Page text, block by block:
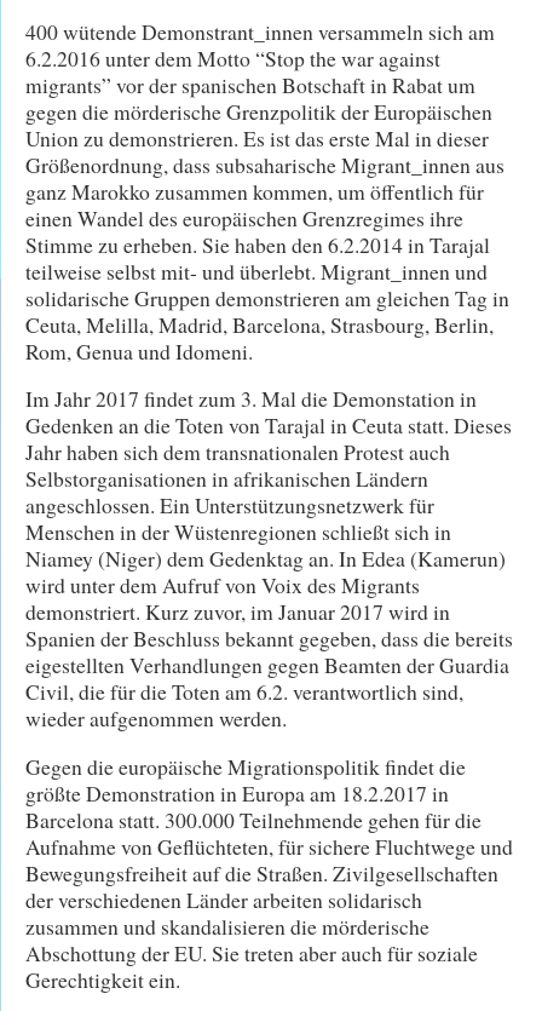
400 wütende Demonstrant_innen versammeln sich am
6.2.2016 unter dem Motto “Stop the war against
migrants” vor der spanischen Botschaft in Rabat um
gegen die mörderische Grenzpolitik der Europäischen
Union zu demonstrieren. Es ist das erste Mal in dieser
Größenordnung, dass subsaharische Migrant_innen aus
ganz Marokko zusammen kommen, um öffentlich für
einen Wandel des europäischen Grenzregimes ihre
Stimme zu erheben. Sie haben den 6.2.2014 in Tarajal
teilweise selbst mit- und überlebt. Migrant_innen und
solidarische Gruppen demonstrieren am gleichen Tag in
Ceuta, Melilla, Madrid, Barcelona, Strasbourg, Berlin,
Rom, Genua und Idomeni.
Im Jahr 2017 findet zum 3. Mal die Demonstation in
Gedenken an die Toten von Tarajal in Ceuta statt. Dieses
Jahr haben sich dem transnationalen Protest auch
Selbstorganisationen in afrikanischen Ländern
angeschlossen. Ein Unterstützungsnetzwerk für
Menschen in der Wüstenregionen schließt sich in
Niamey (Niger) dem Gedenktag an. In Edea (Kamerun)
wird unter dem Aufruf von Voix des Migrants
demonstriert. Kurz zuvor, im Januar 2017 wird in
Spanien der Beschluss bekannt gegeben, dass die bereits
eigestellten Verhandlungen gegen Beamten der Guardia
Civil, die für die Toten am 6.2. verantwortlich sind,
wieder aufgenommen werden.
Gegen die europäische Migrationspolitik findet die
größte Demonstration in Europa am 18.2.2017 in
Barcelona statt. 300.000 Teilnehmende gehen für die
Aufnahme von Geflüchteten, für sichere Fluchtwege und
Bewegungsfreiheit auf die Straßen. Zivilgesellschaften
der verschiedenen Länder arbeiten solidarisch
zusammen und skandalisieren die mörderische
Abschottung der EU. Sie treten aber auch für soziale
Gerechtigkeit ein.